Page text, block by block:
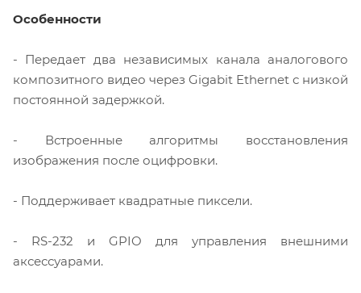
Особенности
- Передает два независимых канала аналогового
композитного видео через Gigabit Ethernet с низкой
постоянной задержкой.
- Встроенные алгоритмы восстановления
изображения после оцифровки.
- Поддерживает квадратные пиксели.
- RS-232 и GPIO для управления внешними
аксессуарами.